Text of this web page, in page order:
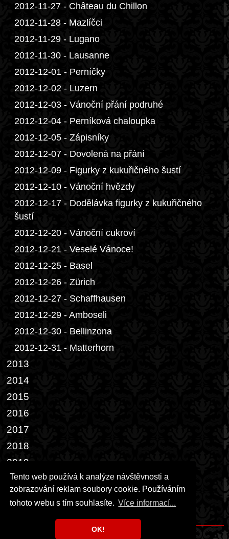
Tento web používá k analýze návštěvnosti a
zobrazování reklam soubory cookie. Používáním
tohoto webu s tím souhlasíte. Více informací...
OK!
2012-11-27 - Château du Chillon
2012-11-28 - Mazlíčci
2012-11-29 - Lugano
2012-11-30 - Lausanne
2012-12-01 - Perníčky
2012-12-02 - Luzern
2012-12-03 - Vánoční přání podruhé
2012-12-04 - Perníková chaloupka
2012-12-05 - Zápisníky
2012-12-07 - Dovolená na přání
2012-12-09 - Figurky z kukuřičného šustí
2012-12-10 - Vánoční hvězdy
2012-12-17 - Dodělávka figurky z kukuřičného
šustí
2012-12-20 - Vánoční cukroví
2012-12-21 - Veselé Vánoce!
2012-12-25 - Basel
2012-12-26 - Zürich
2012-12-27 - Schaffhausen
2012-12-29 - Amboseli
2012-12-30 - Bellinzona
2012-12-31 - Matterhorn
2013
2014
2015
2016
2017
2018
2019
2022
2023